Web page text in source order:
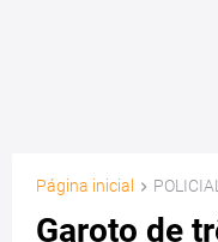
Página inicial POLICIAL
Garoto de